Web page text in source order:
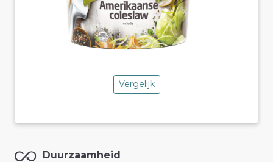
Vergelijk
Duurzaamheid